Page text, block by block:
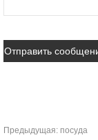
Предыдущая: посуда